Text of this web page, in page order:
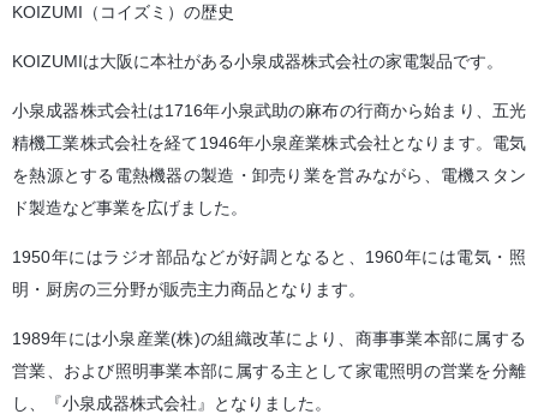
KOIZUMI（コイズミ）の歴史
KOIZUMIは大阪に本社がある小泉成器株式会社の家電製品です。
小泉成器株式会社は1716年小泉武助の麻布の行商から始まり、五光
精機工業株式会社を経て1946年小泉産業株式会社となります。電気
を熱源とする電熱機器の製造・卸売り業を営みながら、電機スタン
ド製造など事業を広げました。
1950年にはラジオ部品などが好調となると、1960年には電気・照
明・厨房の三分野が販売主力商品となります。
1989年には小泉産業(株)の組織改革により、商事事業本部に属する
営業、および照明事業本部に属する主として家電照明の営業を分離
し、『小泉成器株式会社』となりました。